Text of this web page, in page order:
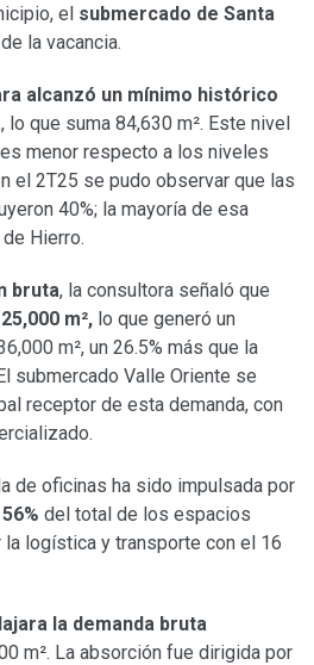
el submercado de Santa
la vacancia.
alcanzó un mínimo histórico
, lo que suma 84,630 m². Este nivel
menor respecto a los niveles
el 2T25 se pudo observar que las
40%; la mayoría de esa
Hierro.
bruta, la consultora señaló que
m², lo que generó un
m², un 26.5% más que la
submercado Valle Oriente se
receptor de esta demanda, con
de oficinas ha sido impulsada por
del total de los espacios
logística y transporte con el 16
la demanda bruta
m². La absorción fue dirigida por